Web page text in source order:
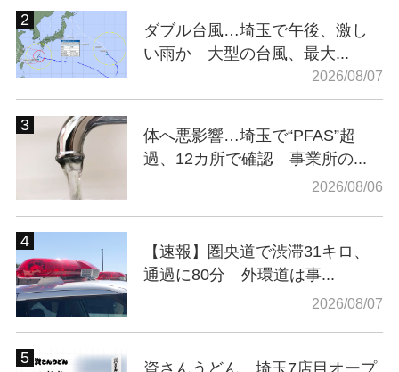
ダブル台風…埼玉で午後、激し
い雨か 大型の台風、最大...
2026/08/07
体へ悪影響…埼玉で“PFAS”超
過、12カ所で確認 事業所の...
2026/08/06
【速報】圏央道で渋滞31キロ、
通過に80分 外環道は事...
2026/08/07